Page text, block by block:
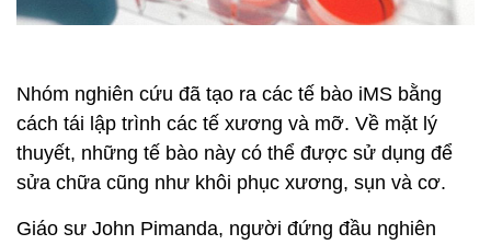
Nhóm nghiên cứu đã tạo ra các tế bào iMS bằng
cách tái lập trình các tế xương và mỡ. Về mặt lý
thuyết, những tế bào này có thể được sử dụng để
sửa chữa cũng như khôi phục xương, sụn và cơ.
Giáo sư John Pimanda, người đứng đầu nghiên